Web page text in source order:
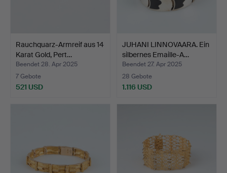
Rauchquarz-Armreif aus 14
Karat Gold, Pert…
Beendet 28. Apr 2025
7 Gebote
521 USD
JUHANI LINNOVAARA. Ein
silbernes Emaille-A…
Beendet 27. Apr 2025
28 Gebote
1.116 USD